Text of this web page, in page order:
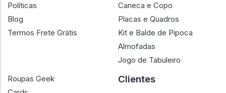
Políticas
Blog
Termos Frete Grátis
Caneca e Copo
Placas e Quadros
Kit e Balde de Pipoca
Almofadas
Jogo de Tabuleiro
Roupas Geek
Clientes